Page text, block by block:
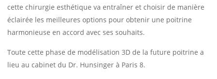
cette chirurgie esthétique va entraîner et choisir de manière
éclairée les meilleures options pour obtenir une poitrine
harmonieuse en accord avec ses souhaits.
Toute cette phase de modélisation 3D de la future poitrine a
lieu au cabinet du Dr. Hunsinger à Paris 8.